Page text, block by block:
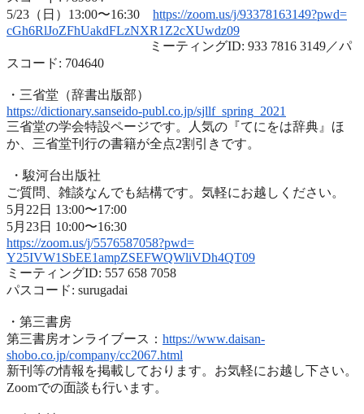
5/23（日）13:00〜16:30 https://zoom.us/j/93378163149?pwd=
cGh6RlJoZFhUakdFLzNXR1Z2cXUwdz09
ミーティングID: 933 7816 3149／パ
スコード: 704640
・三省堂（辞書出版部）
https://dictionary.sanseido-publ.co.jp/sjllf_spring_2021
三省堂の学会特設ページです。人気の『てにをは辞典』ほ
か、 三省堂刊行の書籍が全点2割引きです。
・駿河台出版社
ご質問、雑談なんでも結構です。気軽にお越しください。
5月22日 13:00〜17:00
5月23日 10:00〜16:30
https://zoom.us/j/5576587058?pwd=
Y25IVW1SbEE1ampZSEFWQWliVDh4QT09
ミーティングID: 557 658 7058
パスコード: surugadai
・第三書房
第三書房オンライブース： https://www.daisan-
shobo.co.jp/company/cc2067.html
新刊等の情報を掲載しております。お気軽にお越し下さい。
Zoomでの面談も行います。